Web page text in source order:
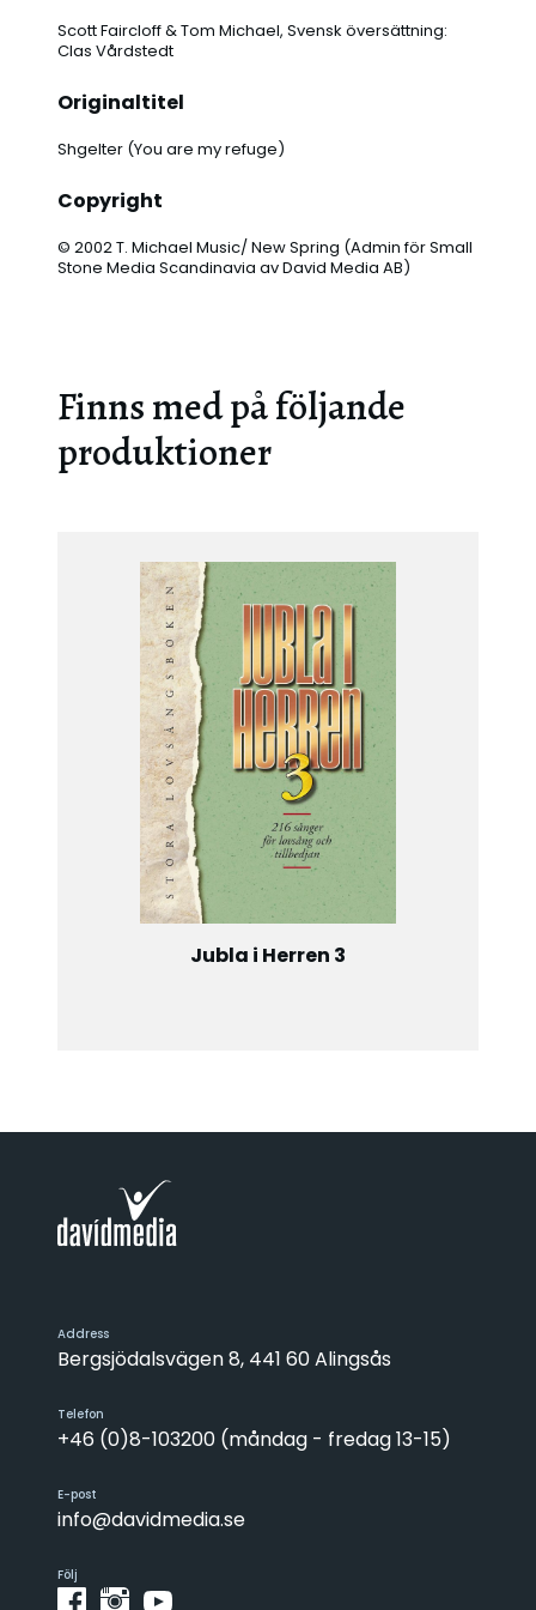
Scott Faircloff & Tom Michael, Svensk översättning:
Clas Vårdstedt
Originaltitel
Shgelter (You are my refuge)
Copyright
© 2002 T. Michael Music/ New Spring (Admin för Small
Stone Media Scandinavia av David Media AB)
Finns med på följande
produktioner
Jubla i Herren 3
Address
Bergsjödalsvägen 8, 441 60 Alingsås
Telefon
+46 (0)8-103200 (måndag - fredag 13-15)
E-post
info@davidmedia.se
Följ